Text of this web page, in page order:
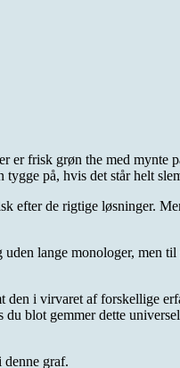
frisk grøn the med mynte
tygge på, hvis det står helt
efter de rigtige løsninger.
lange monologer, men
i virvaret af forskellige
blot gemmer dette
graf.